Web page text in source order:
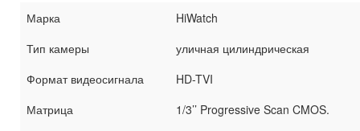
Марка
HiWatch
Тип камеры
уличная цилиндрическая
Формат видеосигнала
HD-TVI
Матрица
1/3’’ Progressive Scan CMOS.